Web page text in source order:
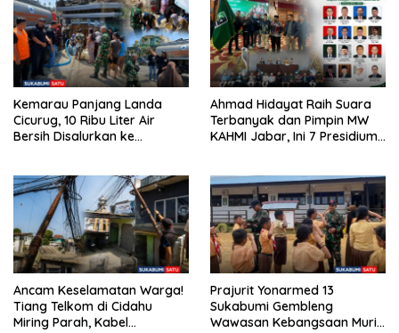
Kemarau Panjang Landa
Cicurug, 10 Ribu Liter Air
Bersih Disalurkan ke
Ahmad Hidayat Raih Suara
Terbanyak dan Pimpin MW
KAHMI Jabar, Ini 7 Presidium
Ancam Keselamatan Warga!
Tiang Telkom di Cidahu
Miring Parah, Kabel
Prajurit Yonarmed 13
Sukabumi Gembleng
Wawasan Kebangsaan Murid